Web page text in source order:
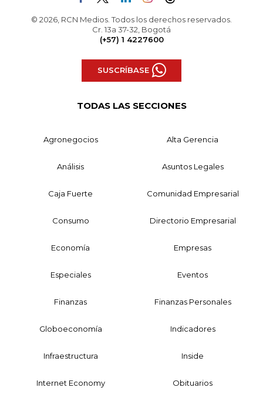
© 2026, RCN Medios. Todos los derechos reservados.
Cr. 13a 37-32, Bogotá
(+57) 1 4227600
SUSCRÍBASE
TODAS LAS SECCIONES
Agronegocios Alta Gerencia
Análisis Asuntos Legales
Caja Fuerte Comunidad Empresarial
Consumo Directorio Empresarial
Economía Empresas
Especiales Eventos
Finanzas Finanzas Personales
Globoeconomía Indicadores
Infraestructura Inside
Internet Economy Obituarios